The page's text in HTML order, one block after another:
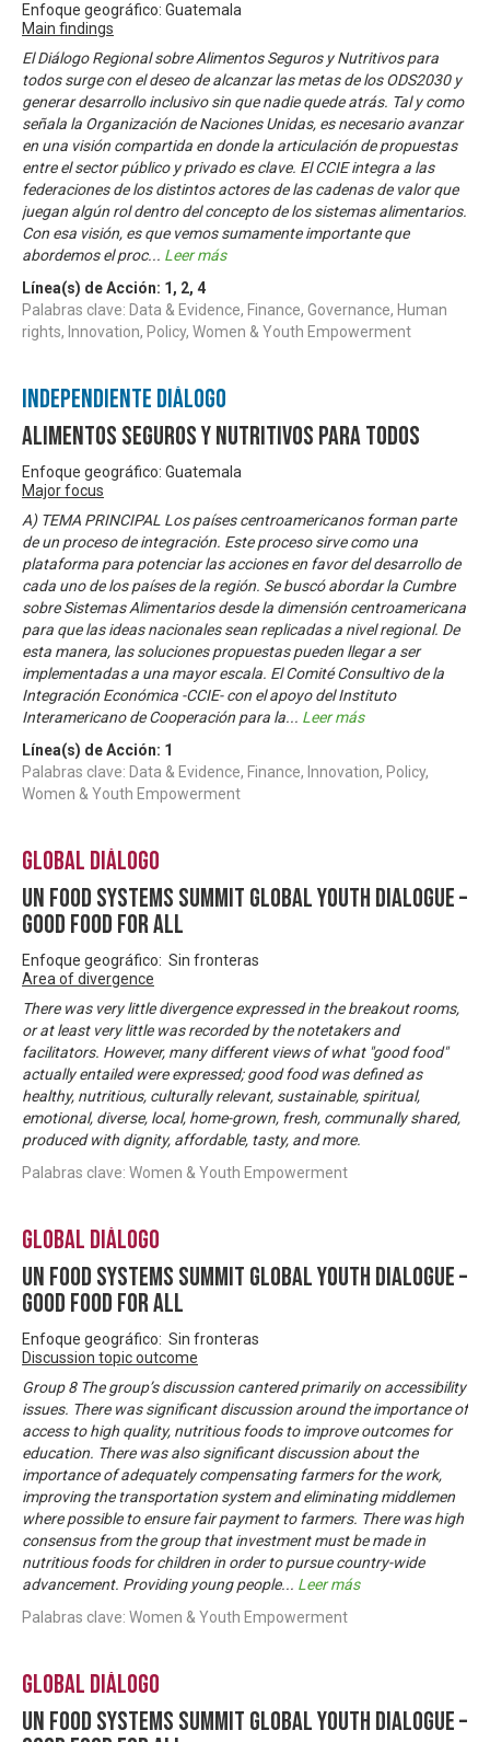
Enfoque geográfico: Guatemala
Main findings
El Diálogo Regional sobre Alimentos Seguros y Nutritivos para
todos surge con el deseo de alcanzar las metas de los ODS2030 y
generar desarrollo inclusivo sin que nadie quede atrás. Tal y como
señala la Organización de Naciones Unidas, es necesario avanzar
en una visión compartida en donde la articulación de propuestas
entre el sector público y privado es clave. El CCIE integra a las
federaciones de los distintos actores de las cadenas de valor que
juegan algún rol dentro del concepto de los sistemas alimentarios.
Con esa visión, es que vemos sumamente importante que
abordemos el proc... Leer más
Línea(s) de Acción: 1 , 2, 4
Palabras clave: Data & Evidence, Finance, Governance, Human
rights, Innovation, Policy, Women & Youth Empowerment
Independiente Diálogo
Alimentos Seguros y Nutritivos para Todos
Enfoque geográfico: Guatemala
Major focus
A) TEMA PRINCIPAL Los países centroamericanos forman parte
de un proceso de integración. Este proceso sirve como una
plataforma para potenciar las acciones en favor del desarrollo de
cada uno de los países de la región. Se buscó abordar la Cumbre
sobre Sistemas Alimentarios desde la dimensión centroamericana
para que las ideas nacionales sean replicadas a nivel regional. De
esta manera, las soluciones propuestas pueden llegar a ser
implementadas a una mayor escala. El Comité Consultivo de la
Integración Económica -CCIE- con el apoyo del Instituto
Interamericano de Cooperación para la... Leer más
Línea(s) de Acción: 1
Palabras clave: Data & Evidence, Finance, Innovation, Policy,
Women & Youth Empowerment
Global Diálogo
UN Food Systems Summit Global Youth Dialogue –
Good Food For All
Enfoque geográfico: Sin fronteras
Area of divergence
There was very little divergence expressed in the breakout rooms,
or at least very little was recorded by the notetakers and
facilitators. However, many different views of what "good food"
actually entailed were expressed; good food was defined as
healthy, nutritious, culturally relevant, sustainable, spiritual,
emotional, diverse, local, home-grown, fresh, communally shared,
produced with dignity, affordable, tasty, and more.
Palabras clave: Women & Youth Empowerment
Global Diálogo
UN Food Systems Summit Global Youth Dialogue –
Good Food For All
Enfoque geográfico: Sin fronteras
Discussion topic outcome
Group 8 The group’s discussion cantered primarily on accessibility
issues. There was significant discussion around the importance of
access to high quality, nutritious foods to improve outcomes for
education. There was also significant discussion about the
importance of adequately compensating farmers for the work,
improving the transportation system and eliminating middlemen
where possible to ensure fair payment to farmers. There was high
consensus from the group that investment must be made in
nutritious foods for children in order to pursue country-wide
advancement. Providing young people... Leer más
Palabras clave: Women & Youth Empowerment
Global Diálogo
UN Food Systems Summit Global Youth Dialogue –